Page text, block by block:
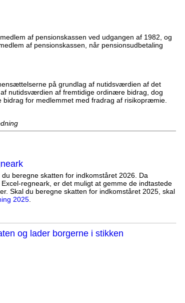
af pensionskassen ved udgangen af 1982, og
af pensionskassen, når pensionsudbetaling
på grundlag af nutidsværdien af det
nutidsværdien af fremtidige ordinære bidrag, dog
for medlemmet med fradrag af risikopræmie.
du beregne skatten for indkomståret 2026. Da
regneark, er det muligt at gemme de indtastede
Skal du beregne skatten for indkomståret 2025, skal
2025
og lader borgerne i stikken